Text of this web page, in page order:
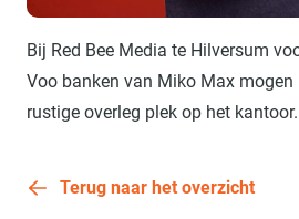
Bij Red Bee Media te Hilversum
Voo banken van Miko Max mogen
rustige overleg plek op het kantoor.
Terug naar het overzicht